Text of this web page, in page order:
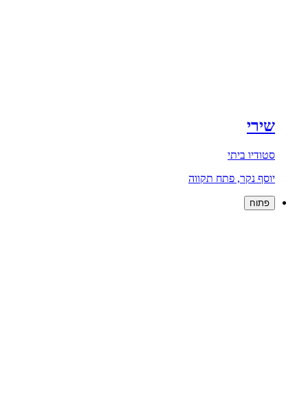
שירי
סטודיו ביתי
יוסף נקר, פתח תקווה
פתוח